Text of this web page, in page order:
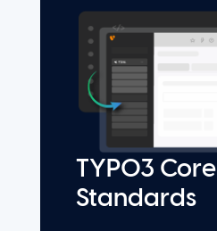
TYPO3 Core
Standards